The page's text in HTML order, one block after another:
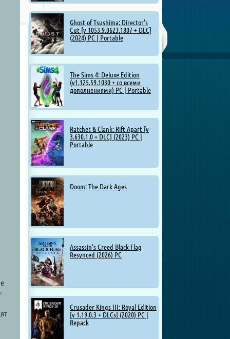
Ghost of Tsushima: Director's
Cut [v 1053.9.0623.1807 + DLC]
(2024) PC | Portable
The Sims 4: Deluxe Edition
(v1.125.59.1030 + со всеми
дополнениями) PC | Portable
Ratchet & Clank: Rift Apart [v
3.630.1.0 + DLC] (2023) PC |
Portable
Doom: The Dark Ages
Assassin's Creed Black Flag
Resynced (2026) PC
Crusader Kings III: Royal Edition
[v 1.19.0.3 + DLCs] (2020) PC |
Repack